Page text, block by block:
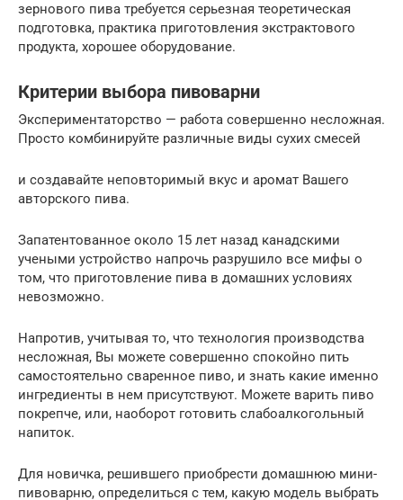
зернового пива требуется серьезная теоретическая
подготовка, практика приготовления экстрактового
продукта, хорошее оборудование.
Критерии выбора пивоварни
Экспериментаторство — работа совершенно несложная.
Просто комбинируйте различные виды сухих смесей
и создавайте неповторимый вкус и аромат Вашего
авторского пива.
Запатентованное около 15 лет назад канадскими
учеными устройство напрочь разрушило все мифы о
том, что приготовление пива в домашних условиях
невозможно.
Напротив, учитывая то, что технология производства
несложная, Вы можете совершенно спокойно пить
самостоятельно сваренное пиво, и знать какие именно
ингредиенты в нем присутствуют. Можете варить пиво
покрепче, или, наоборот готовить слабоалкогольный
напиток.
Для новичка, решившего приобрести домашнюю мини-
пивоварню, определиться с тем, какую модель выбрать